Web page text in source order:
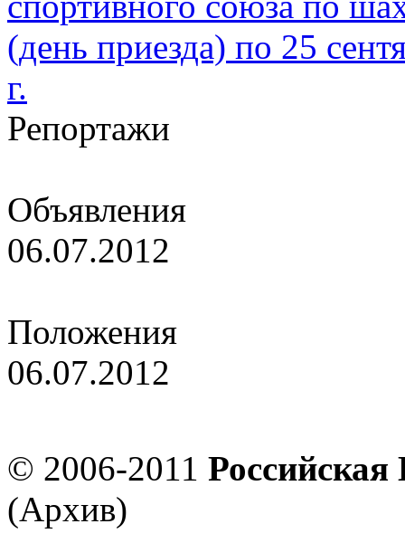
(день приезда) по 25
г.
Репортажи
Объявления
06.07.2012
Положения
06.07.2012
© 2006-2011
(Архив)